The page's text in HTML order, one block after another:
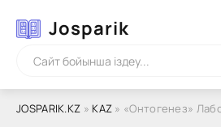
Josparik
JOSPARIK.KZ » KAZ » «Онтогенез» Лабораторная